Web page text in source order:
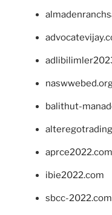
balithut-
aprce2022.com
ibie2022.com
sbcc-2022.com